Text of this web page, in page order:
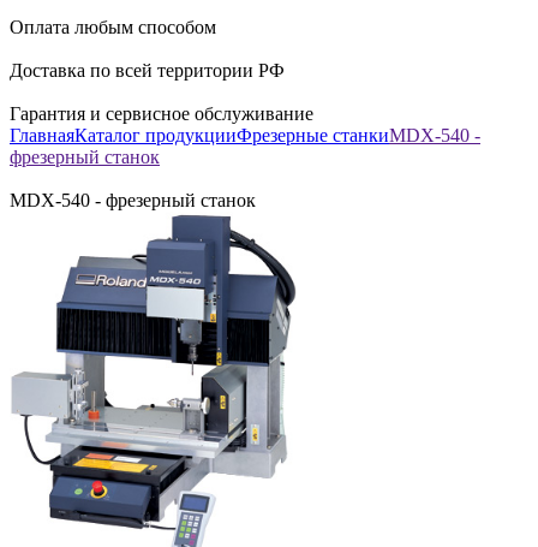
Оплата любым способом
Доставка по всей территории РФ
Гарантия и сервисное обслуживание
ГлавнаяКаталог продукцииФрезерные станкиMDX-540 -
фрезерный станок
MDX-540 - фрезерный станок